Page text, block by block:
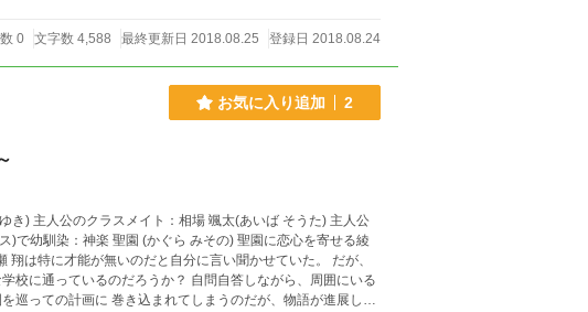
0 文字数 4,588 最終更新日 2018.08.25 登録日 2018.08.24
お気に入り追加 2
校に通っているのだろうか？ 自問自答しながら、周囲にいる